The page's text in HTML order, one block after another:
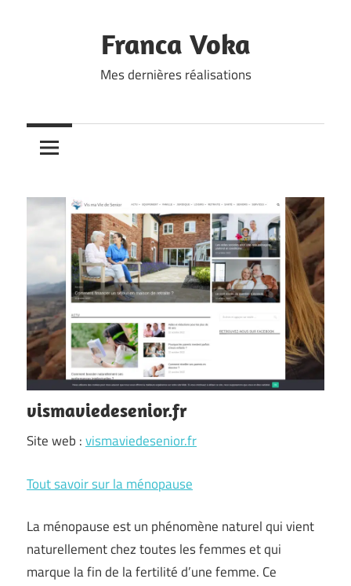
Franca Voka
Mes dernières réalisations
vismaviedesenior.fr
Site web :vismaviedesenior.fr
Tout savoir sur la ménopause
La ménopause est un phénomène naturel qui vient
naturellement chez toutes les femmes et qui
marque la fin de la fertilité d’une femme. Ce